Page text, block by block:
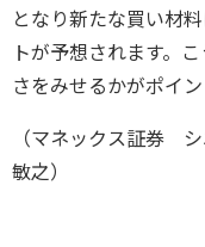
となり新たな買い材
トが予想されます。
さをみせるかがポイン
（マネックス証券
敏之）